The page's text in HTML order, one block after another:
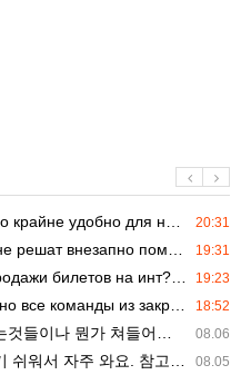
20:31
удобно для нашего часово…
19:31
поменять. https:/…
19:23
билетов на инт? https://g…
18:52
из закрытых квали…
08.06
알아차리기 위함이지 저걸 전쟁준비라고 하…
08.05
포츠중계 정보 확인할 때 출처 꼭 체크해요.…